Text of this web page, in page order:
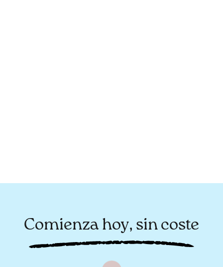
Comienza hoy, sin coste